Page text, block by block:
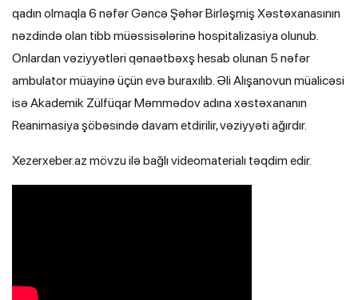
qadın olmaqla 6 nəfər Gəncə Şəhər Birləşmiş Xəstəxanasının
nəzdində olan tibb müəssisələrinə hospitalizasiya olunub.
Onlardan vəziyyətləri qənaətbəxş hesab olunan 5 nəfər
ambulator müayinə üçün evə buraxılıb. Əli Alışanovun müalicəsi
isə Akademik Zülfüqar Məmmədov adına xəstəxananın
Reanimasiya şöbəsində davam etdirilir, vəziyyəti ağırdır.
Xezerxeber.az mövzu ilə bağlı videomaterialı təqdim edir.